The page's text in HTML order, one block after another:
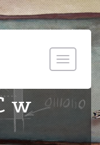
Toggle
w